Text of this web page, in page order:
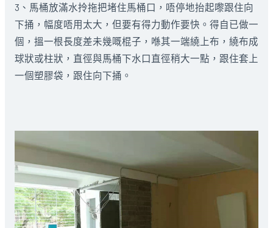
3、馬桶放滿水拎拖把堵住馬桶口，唔停地抬起嚟跟住向
下捅，幅度唔用太大，但要有得力動作要快。得自已做一
個，搵一根長度差未幾嘅棍子，喺其一端繞上布，繞布成
球狀或柱狀，直徑與馬桶下水口直徑稍大一點，跟住套上
一個塑膠袋，跟住向下捅。